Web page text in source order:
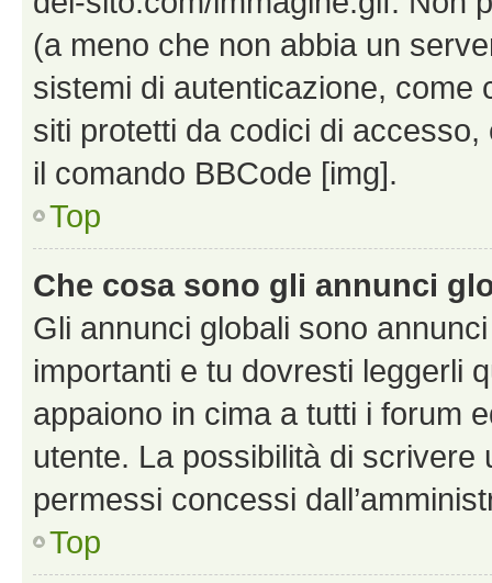
(a meno che non abbia un
sistemi di autenticazione, come
siti protetti da codici di
il comando BBCode [img].
Top
Che cosa sono gli annunci
Gli annunci globali sono
importanti e tu dovresti leggerli
appaiono in cima a tutti i forum
utente. La possibilità di
permessi concessi
Top